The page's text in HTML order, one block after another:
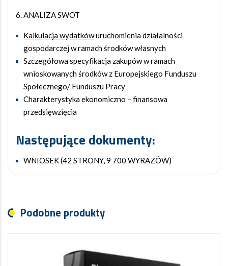
6. ANALIZA SWOT
Kalkulacja wydatkówuruchomienia działalności
gospodarczej w ramach środków własnych
Szczegółowa specyfikacja zakupów w ramach
wnioskowanych środków z Europejskiego Funduszu
Społecznego/ Funduszu Pracy
Charakterystyka ekonomiczno – finansowa
przedsięwzięcia
Następujące dokumenty:
WNIOSEK (42 STRONY, 9 700 WYRAZÓW)
Podobne produkty